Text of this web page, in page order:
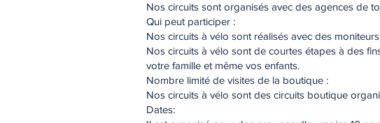
Nos circuits sont organisés avec des agences de
Qui peut participer :
Nos circuits à vélo sont réalisés avec des
Nos circuits à vélo sont de courtes étapes à des
votre famille et même vos enfants.
Nombre limité de visites de la boutique :
Nos circuits à vélo sont des circuits boutique
Dates: